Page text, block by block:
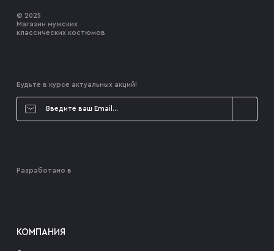
© 2025
Магазин мужских
классических костюмов
Будьте в курсе актуальных акций!
Разработано в
КОМПАНИЯ